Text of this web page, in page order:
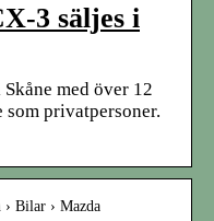
3 säljes i
med över 12
privatpersoner.
Bilar › Mazda